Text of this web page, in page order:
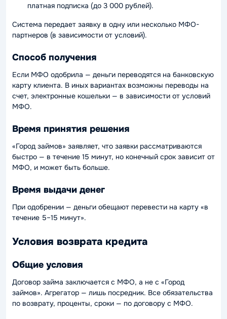
платная подписка (до 3 000 рублей).
Система передает заявку в одну или несколько МФО-
партнеров (в зависимости от условий).
Способ получения
Если МФО одобрила — деньги переводятся на банковскую
карту клиента. В иных вариантах возможны переводы на
счет, электронные кошельки — в зависимости от условий
МФО.
Время принятия решения
«Город займов» заявляет, что заявки рассматриваются
быстро — в течение 15 минут, но конечный срок зависит от
МФО, и может быть больше.
Время выдачи денег
При одобрении — деньги обещают перевести на карту «в
течение 5–15 минут».
Условия возврата кредита
Общие условия
Договор займа заключается с МФО, а не с «Город
займов». Агрегатор — лишь посредник. Все обязательства
по возврату, проценты, сроки — по договору с МФО.